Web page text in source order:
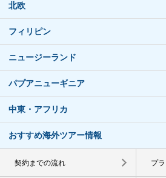
北欧
フィリピン
ニュージーランド
パプアニューギニア
中東・アフリカ
おすすめ海外ツアー情報
契約までの流れ プ